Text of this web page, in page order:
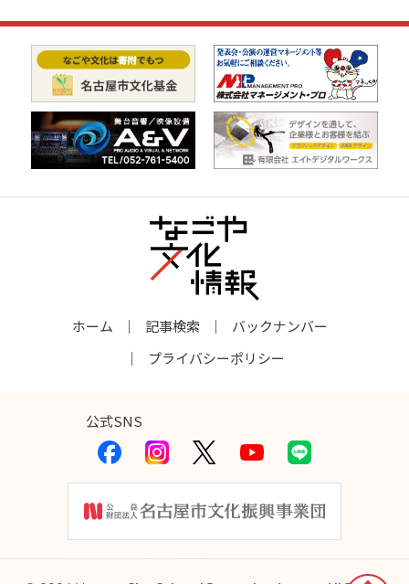
ホーム 記事検索
バックナンバー
プライバシーポリシー
公式SNS